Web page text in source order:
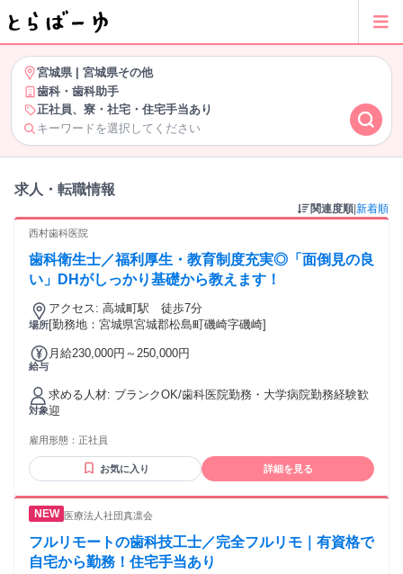
宮城県| 宮城県その他
歯科・歯科助手
正社員、寮・社宅・住宅手当あり
キーワードを選択してください
求人・転職情報
関連度順 新着順
西村歯科医院
歯科衛生士／福利厚生・教育制度充実◎「面倒見の良
い」DHがしっかり基礎から教えます！
場所
アクセス: 高城町駅 徒歩7分
[勤務地：宮城県宮城郡松島町磯崎字磯崎]
給与
月給230,000円～250,000円
対象
求める人材: ブランクOK/歯科医院勤務・大学病院勤務経験歓
迎
雇用形態： 正社員
お気に入り 詳細を見る
医療法人社団真凛会
フルリモートの歯科技工士／完全フルリモ｜有資格で
自宅から勤務！住宅手当あり